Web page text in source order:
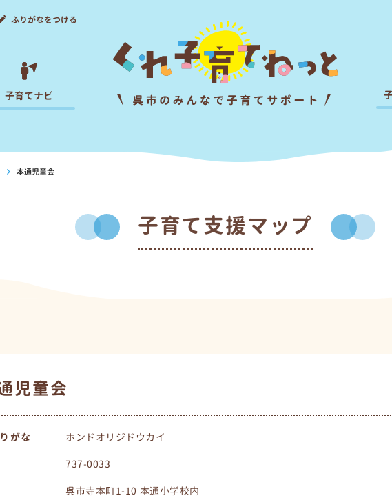
ふりがなをつける
子育てナビ
本通児童会
子育て支援マップ
児童会
がな ホンドオリジドウカイ
737-0033
呉市寺本町1-10 本通小学校内